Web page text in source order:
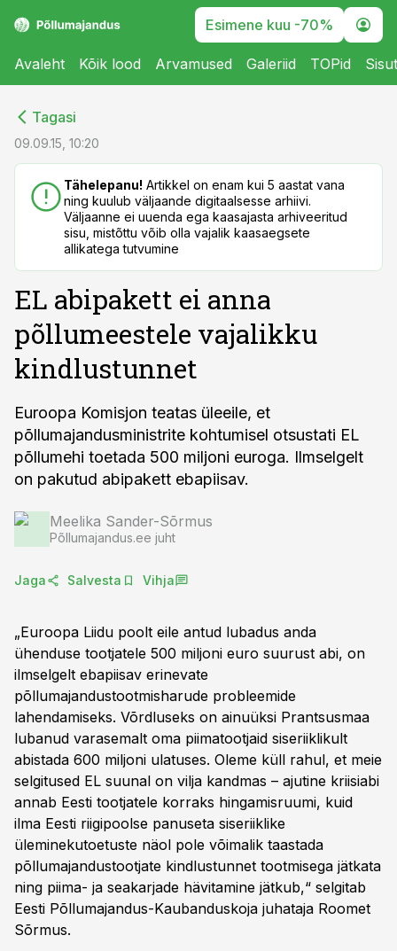
Esimene kuu -70%
Avaleht Kõik lood Arvamused Galeriid TOPid
Tagasi
09.09.15, 10:20
Tähelepanu! Artikkel on enam kui 5 aastat vana
ning kuulub väljaande digitaalsesse arhiivi.
Väljaanne ei uuenda ega kaasajasta arhiveeritud
sisu, mistõttu võib olla vajalik kaasaegsete
allikatega tutvumine
EL abipakett ei anna
põllumeestele vajalikku
kindlustunnet
Euroopa Komisjon teatas üleeile, et
põllumajandusministrite kohtumisel otsustati EL
põllumehi toetada 500 miljoni euroga. Ilmselgelt
on pakutud abipakett ebapiisav.
Meelika Sander-Sõrmus
Põllumajandus.ee juht
Jaga Salvesta Vihja
„Euroopa Liidu poolt eile antud lubadus anda
ühenduse tootjatele 500 miljoni euro suurust abi, on
ilmselgelt ebapiisav erinevate
põllumajandustootmisharude probleemide
lahendamiseks. Võrdluseks on ainuüksi Prantsusmaa
lubanud varasemalt oma piimatootjaid siseriiklikult
abistada 600 miljoni ulatuses. Oleme küll rahul, et meie
selgitused EL suunal on vilja kandmas – ajutine kriisiabi
annab Eesti tootjatele korraks hingamisruumi, kuid
ilma Eesti riigipoolse panuseta siseriiklike
üleminekutoetuste näol pole võimalik taastada
põllumajandustootjate kindlustunnet tootmisega jätkata
ning piima- ja seakarjade hävitamine jätkub,“ selgitab
Eesti Põllumajandus-Kaubanduskoja juhataja Roomet
Sõrmus.